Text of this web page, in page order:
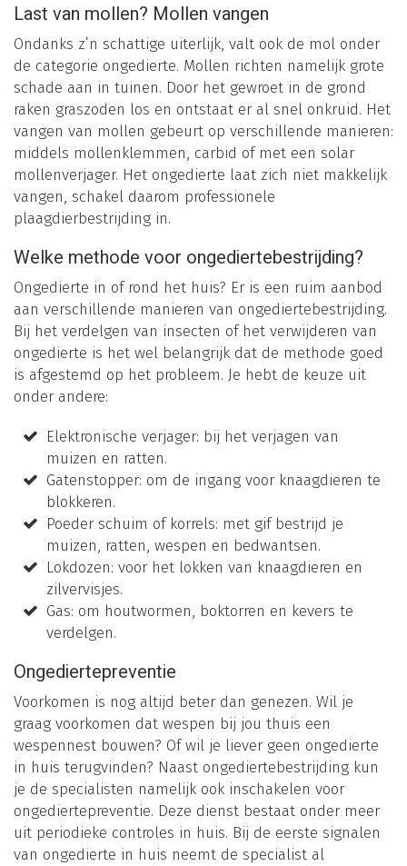
Last van mollen? Mollen vangen
Ondanks z’n schattige uiterlijk, valt ook de mol onder
de categorie ongedierte. Mollen richten namelijk grote
schade aan in tuinen. Door het gewroet in de grond
raken graszoden los en ontstaat er al snel onkruid. Het
vangen van mollen gebeurt op verschillende manieren:
middels mollenklemmen, carbid of met een solar
mollenverjager. Het ongedierte laat zich niet makkelijk
vangen, schakel daarom professionele
plaagdierbestrijding in.
Welke methode voor ongediertebestrijding?
Ongedierte in of rond het huis? Er is een ruim aanbod
aan verschillende manieren van ongediertebestrijding.
Bij het verdelgen van insecten of het verwijderen van
ongedierte is het wel belangrijk dat de methode goed
is afgestemd op het probleem. Je hebt de keuze uit
onder andere:
Elektronische verjager: bij het verjagen van
muizen en ratten.
Gatenstopper: om de ingang voor knaagdieren te
blokkeren.
Poeder schuim of korrels: met gif bestrijd je
muizen, ratten, wespen en bedwantsen.
Lokdozen: voor het lokken van knaagdieren en
zilvervisjes.
Gas: om houtwormen, boktorren en kevers te
verdelgen.
Ongediertepreventie
Voorkomen is nog altijd beter dan genezen. Wil je
graag voorkomen dat wespen bij jou thuis een
wespennest bouwen? Of wil je liever geen ongedierte
in huis terugvinden? Naast ongediertebestrijding kun
je de specialisten namelijk ook inschakelen voor
ongediertepreventie. Deze dienst bestaat onder meer
uit periodieke controles in huis. Bij de eerste signalen
van ongedierte in huis neemt de specialist al